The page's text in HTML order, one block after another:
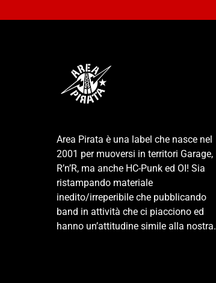
Area Pirata è una label che nasce nel
2001 per muoversi in territori Garage,
R’n’R, ma anche HC-Punk ed OI! Sia
ristampando materiale
inedito/irreperibile che pubblicando
band in attività che ci piacciono ed
hanno un’attitudine simile alla nostra.